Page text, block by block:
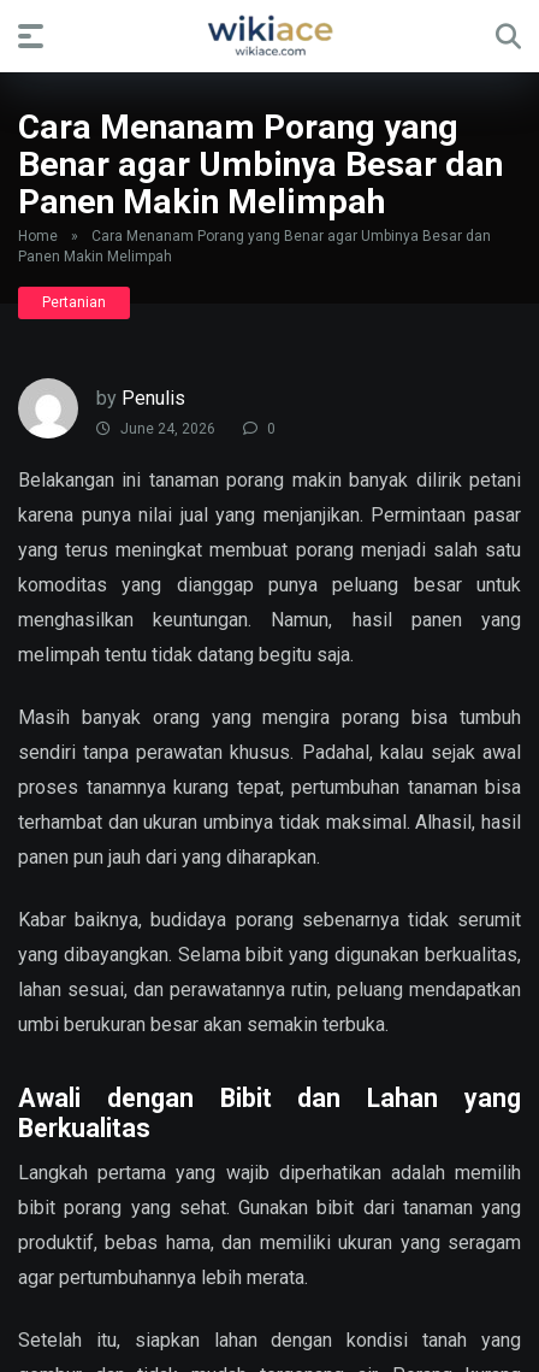
Cara Menanam Porang yang
Benar agar Umbinya Besar dan
Panen Makin Melimpah
Home »
Cara Menanam Porang yang Benar agar Umbinya Besar dan
Panen Makin Melimpah
Pertanian
by Penulis
June 24, 2026 0
Belakangan ini tanaman porang makin banyak dilirik petani
karena punya nilai jual yang menjanjikan. Permintaan pasar
yang terus meningkat membuat porang menjadi salah satu
komoditas yang dianggap punya peluang besar untuk
menghasilkan keuntungan. Namun, hasil panen yang
melimpah tentu tidak datang begitu saja.
Masih banyak orang yang mengira porang bisa tumbuh
sendiri tanpa perawatan khusus. Padahal, kalau sejak awal
proses tanamnya kurang tepat, pertumbuhan tanaman bisa
terhambat dan ukuran umbinya tidak maksimal. Alhasil, hasil
panen pun jauh dari yang diharapkan.
Kabar baiknya, budidaya porang sebenarnya tidak serumit
yang dibayangkan. Selama bibit yang digunakan berkualitas,
lahan sesuai, dan perawatannya rutin, peluang mendapatkan
umbi berukuran besar akan semakin terbuka.
Awali dengan Bibit dan Lahan yang
Berkualitas
Langkah pertama yang wajib diperhatikan adalah memilih
bibit porang yang sehat. Gunakan bibit dari tanaman yang
produktif, bebas hama, dan memiliki ukuran yang seragam
agar pertumbuhannya lebih merata.
Setelah itu, siapkan lahan dengan kondisi tanah yang